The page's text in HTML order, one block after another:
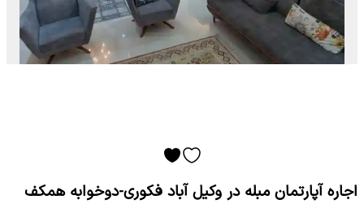
اجاره آپارتمان مبله در وکیل آباد فکوری-دوخوابه همکف